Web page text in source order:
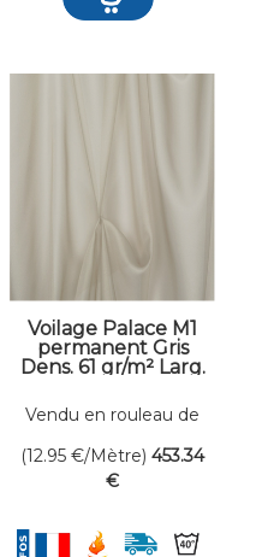
Voilage Palace M1
permanent Gris
Dens. 61 gr/m² Larg.
Vendu en rouleau de
(12.95 €/Mètre) 453.34
€